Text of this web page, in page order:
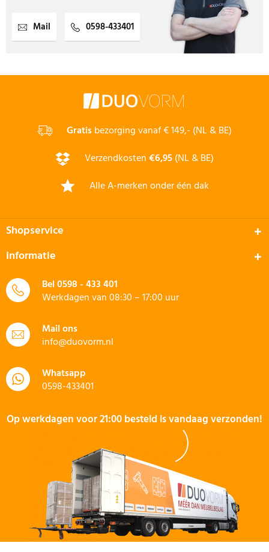
Mail 0598-433401
Gratisbezorging vanaf € 149,- (NL & BE)
Verzendkosten€6,95(NL & BE)
Alle A-merken onder één dak
Shopservice
Informatie
Bel0598 - 433 401
Werkdagen van 08:30 – 17:00 uur
Mail ons
info@duovorm.nl
Whatsapp
0598-433401
Op werkdagen voor 21:00 besteld is vandaag verzonden!